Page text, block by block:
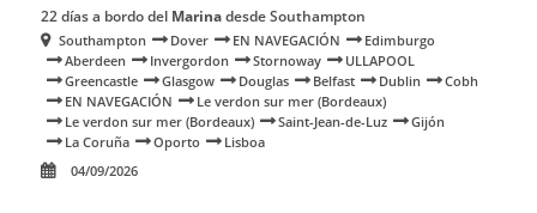
22 días a bordo del Marinadesde Southampton
Southampton Dover EN NAVEGACIÓN
Edimburgo
Aberdeen
Invergordon Stornoway
ULLAPOOL
Greencastle
Glasgow Douglas Belfast Dublin
Cobh
EN NAVEGACIÓN
Le verdon sur mer (Bordeaux)
Le verdon sur mer (Bordeaux)
Saint-Jean-de-Luz
Gijón
La Coruña
Oporto
Lisboa
04/09/2026